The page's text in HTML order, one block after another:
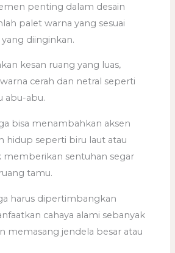
penting dalam desain
palet warna yang sesuai
diinginkan.
kesan ruang yang luas,
cerah dan netral seperti
abu-abu.
bisa menambahkan aksen
hidup seperti biru laut atau
memberikan sentuhan segar
tamu.
harus dipertimbangkan
cahaya alami sebanyak
memasang jendela besar atau